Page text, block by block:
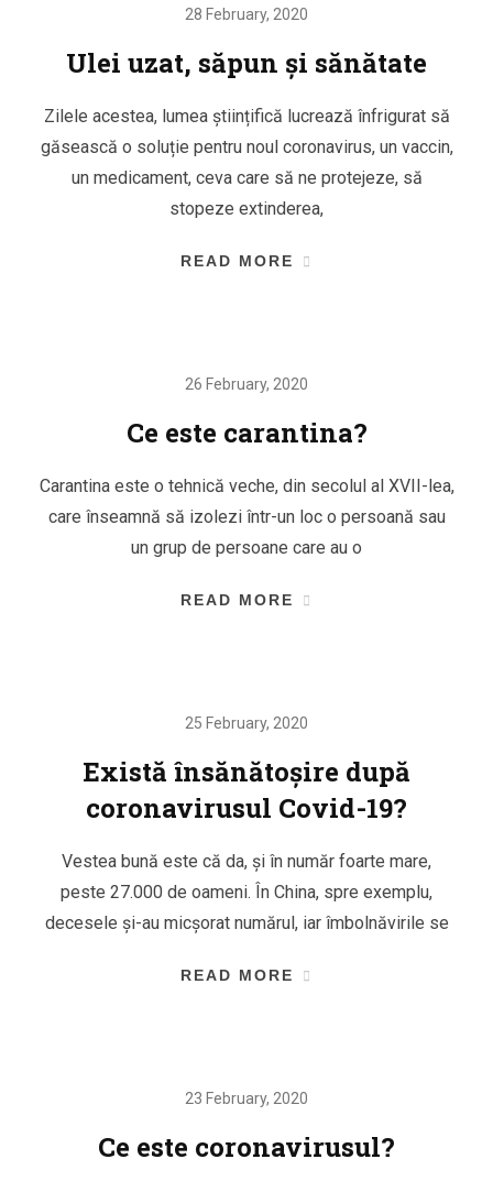
28 February, 2020
Ulei uzat, săpun și sănătate
Zilele acestea, lumea științifică lucrează înfrigurat să
găsească o soluție pentru noul coronavirus, un vaccin,
un medicament, ceva care să ne protejeze, să
stopeze extinderea,
READ MORE
26 February, 2020
Ce este carantina?
Carantina este o tehnică veche, din secolul al XVII-lea,
care înseamnă să izolezi într-un loc o persoană sau
un grup de persoane care au o
READ MORE
25 February, 2020
Există însănătoșire după
coronavirusul Covid-19?
Vestea bună este că da, și în număr foarte mare,
peste 27.000 de oameni. În China, spre exemplu,
decesele și-au micșorat numărul, iar îmbolnăvirile se
READ MORE
23 February, 2020
Ce este coronavirusul?